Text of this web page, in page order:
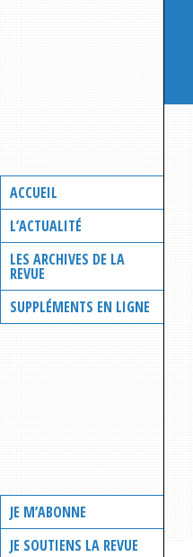
ACCUEIL
L’ACTUALITÉ
LES ARCHIVES DE LA
REVUE
SUPPLÉMENTS EN LIGNE
JE M’ABONNE
JE SOUTIENS LA REVUE